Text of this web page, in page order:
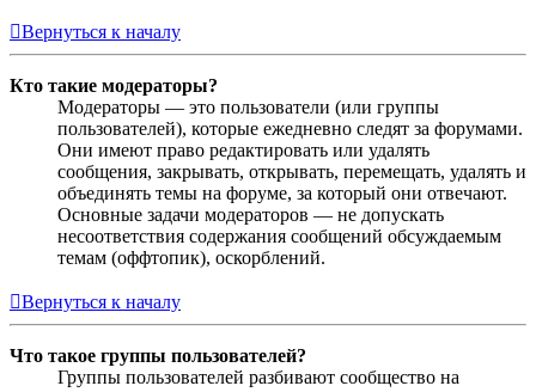
Вернуться к началу
Кто такие модераторы?
Модераторы — это пользователи (или группы
пользователей), которые ежедневно следят за форумами.
Они имеют право редактировать или удалять
сообщения, закрывать, открывать, перемещать, удалять и
объединять темы на форуме, за который они отвечают.
Основные задачи модераторов — не допускать
несоответствия содержания сообщений обсуждаемым
темам (оффтопик), оскорблений.
Вернуться к началу
Что такое группы пользователей?
Группы пользователей разбивают сообщество на